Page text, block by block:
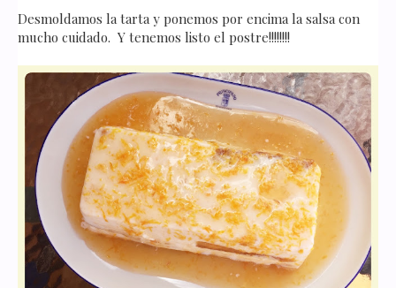
Desmoldamos la tarta y ponemos por encima la salsa con
mucho cuidado. Y tenemos listo el postre!!!!!!!!